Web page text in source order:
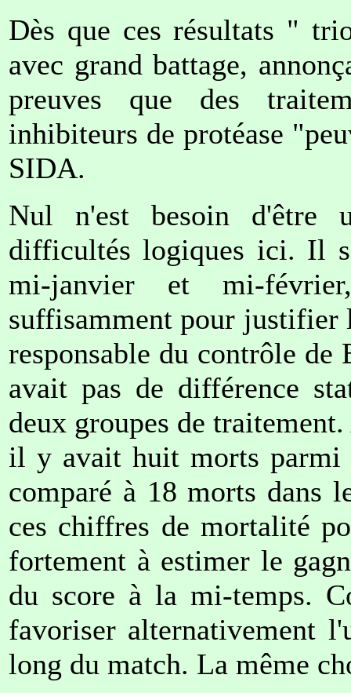
Dès que ces résultats "
avec grand battage,
preuves que des
inhibiteurs de protéase
SIDA.
Nul n'est besoin d'être
difficultés logiques ici. Il
mi-janvier et mi-
suffisamment pour justifier
responsable du contrôle
avait pas de différence
deux groupes de
il y avait huit morts parmi
comparé à 18 morts dans
ces chiffres de mortalité
fortement à estimer le
du score à la mi-temps.
favoriser alternativement
long du match. La même